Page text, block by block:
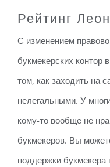
Рейтинг
С изменением
букмекерских контор
том, как заходить на
нелегальными. У
кому-то вообще не
букмекеров. Вы
поддержки